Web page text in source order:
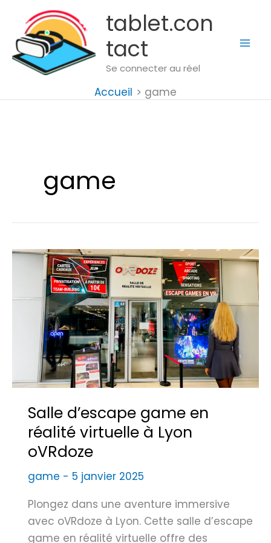
contenu
tablet.con
tact
Se connecter au réel
Accueil game
game
Salle d’escape game en
réalité virtuelle à Lyon
oVRdoze
game - 5 janvier 2025
Plongez dans une aventure immersive
avec oVRdoze à Lyon. Cette salle d’escape
game en réalité virtuelle offre des